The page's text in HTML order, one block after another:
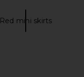
Red mini skirts